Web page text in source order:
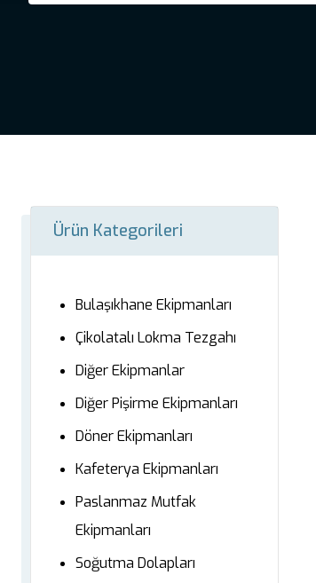
Ürün Kategorileri
Bulaşıkhane Ekipmanları
Çikolatalı Lokma Tezgahı
Diğer Ekipmanlar
Diğer Pişirme Ekipmanları
Döner Ekipmanları
Kafeterya Ekipmanları
Paslanmaz Mutfak
Ekipmanları
Soğutma Dolapları